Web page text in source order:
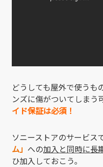
どうしても屋外で使うも
ンズに傷がついてしまう
イド保証は必須！
ソニーストアのサービス
ム」 への加入と同時に長
ひ加入しておこう。